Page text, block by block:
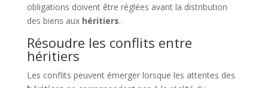
obligations doivent être réglées avant la distribution
des biens aux héritiers.
Résoudre les conflits entre
héritiers
Les conflits peuvent émerger lorsque les attentes des